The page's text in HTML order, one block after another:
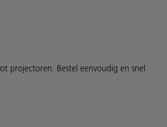
projectoren. Bestel eenvoudig en snel